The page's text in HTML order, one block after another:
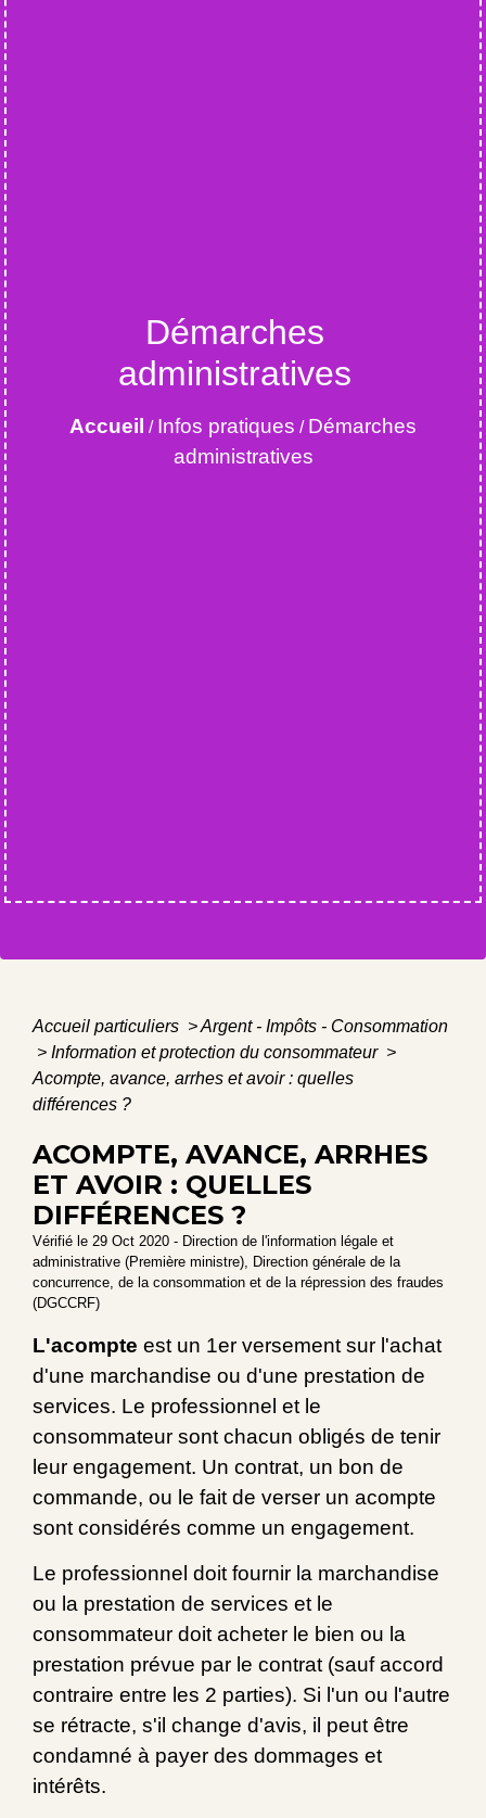
Démarches
administratives
Accueil / Infos pratiques / Démarches
administratives
Accueil particuliers >Argent - Impôts - Consommation
> Information et protection du consommateur >
Acompte, avance, arrhes et avoir : quelles
différences ?
ACOMPTE, AVANCE, ARRHES
ET AVOIR : QUELLES
DIFFÉRENCES ?
Vérifié le 29 Oct 2020 - Direction de l'information légale et
administrative (Première ministre), Direction générale de la
concurrence, de la consommation et de la répression des fraudes
(DGCCRF)
L'acompte est un 1er versement sur l'achat
d'une marchandise ou d'une prestation de
services. Le professionnel et le
consommateur sont chacun obligés de tenir
leur engagement. Un contrat, un bon de
commande, ou le fait de verser un acompte
sont considérés comme un engagement.
Le professionnel doit fournir la marchandise
ou la prestation de services et le
consommateur doit acheter le bien ou la
prestation prévue par le contrat (sauf accord
contraire entre les 2 parties). Si l'un ou l'autre
se rétracte, s'il change d'avis, il peut être
condamné à payer des dommages et
intérêts.